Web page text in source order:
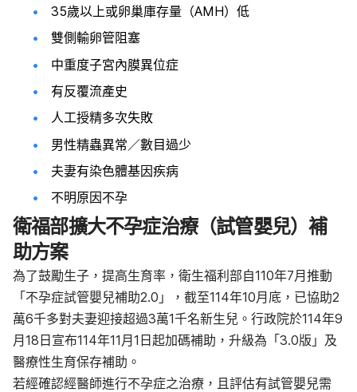
35歲以上或卵巢庫存量（AMH）低
雙側輸卵管阻塞
中重度子宮內膜異位症
有反覆流產史
人工授精多次失敗
男性精蟲異常／數目過少
夫妻有染色體基因疾病
不明原因不孕
衛福部擴大不孕症治療（試管嬰兒）補
助方案
為了鼓勵生子，提高生育率，衛生福利部自110年7月推動
「不孕症試管嬰兒補助2.0」，截至114年10月底，已協助2
萬6千多對夫妻迎接超過3萬1千名新生兒。行政院於114年9
月18日宣布114年11月1日起加碼補助，升級為「3.0版」及
醫療性生育保存補助。
若經確認經醫師進行不孕症之治療，且評估有試管嬰兒需